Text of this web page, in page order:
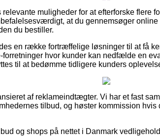
muligheder for at efterforske flere
at du gennemsøger
du bestiller.
en række fortræffelige løsninger til at få
forretninger hvor kunder kan nedfælde en
til at bedømme tidligere kunders
af reklameindtægter. Vi har et fast
tilbud, og høster kommission
og shops på nettet i Danmark